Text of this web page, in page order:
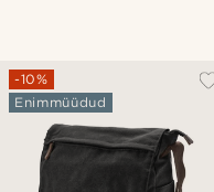
-10%
Enimmüüdud